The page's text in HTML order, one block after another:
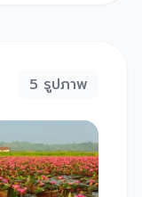
5 รูปภาพ